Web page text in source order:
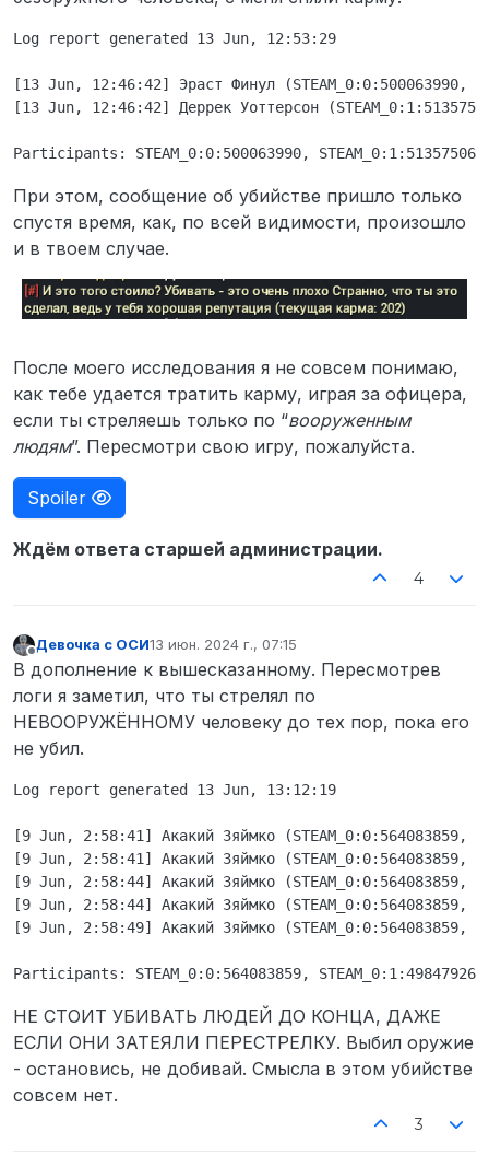
Log report generated 13 Jun, 12:53:29
[13 Jun, 12:46:42] Эраст Финул
[13 Jun, 12:46:42] Деррек Уоттерсон
При этом, сообщение об убийстве пришло только
спустя время, как, по всей видимости, произошло
и в твоем случае.
После моего исследования я не совсем понимаю,
как тебе удается тратить карму, играя за офицера,
если ты стреляешь только по “вооруженным
людям”. Пересмотри свою игру, пожалуйста.
Spoiler
Ждём ответа старшей администрации.
4
Девочка с ОСИ13 июн. 2024 г., 07:15
отредактировано
В дополнение к вышесказанному. Пересмотрев
логи я заметил, что ты стрелял по
НЕВООРУЖЁННОМУ человеку до тех пор, пока его
не убил.
Log report generated 13 Jun, 13:12:19
[9 Jun, 2:58:41] Акакий Зяймко
[9 Jun, 2:58:41] Акакий Зяймко
[9 Jun, 2:58:44] Акакий Зяймко
[9 Jun, 2:58:44] Акакий Зяймко
[9 Jun, 2:58:49] Акакий Зяймко
НЕ СТОИТ УБИВАТЬ ЛЮДЕЙ ДО КОНЦА, ДАЖЕ
ЕСЛИ ОНИ ЗАТЕЯЛИ ПЕРЕСТРЕЛКУ. Выбил оружие
- остановись, не добивай. Смысла в этом убийстве
совсем нет.
3